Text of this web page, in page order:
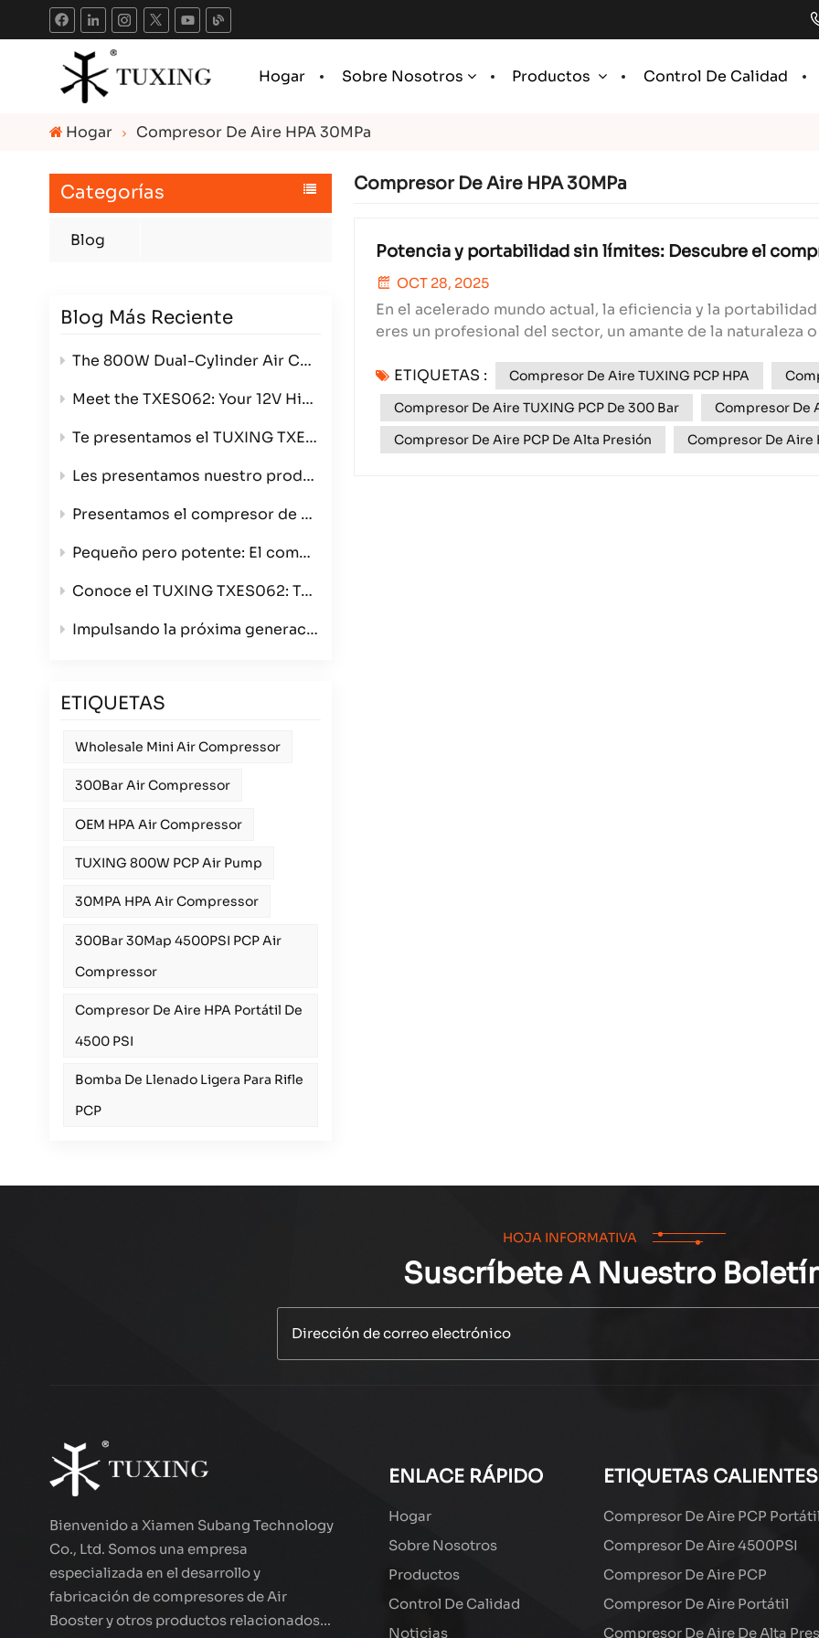
Hogar Sobre Nosotros Productos Control De Calidad
Hogar Compresor De Aire HPA 30MPa
Categorías
Blog
Blog Más Reciente
The 800W Dual-Cylinder Air Compressor: Power, Efficiency, and Versatility in One Compact Package
Meet the TXES062: Your 12V High-Pressure Powerhouse
Te presentamos el TUXING TXES061-3, tu compresor de aire ultraportátil de alta presión de 4500 PSI.
Les presentamos nuestro producto estrella: el compresor de aire de 4 cilindros que redefine la velocidad y la calidad de construcción.
Presentamos el compresor de aire para bobinado TXES062: ahora en color verde con opciones de triple voltaje.
Pequeño pero potente: El compresor de aire portátil TXES061-3
Conoce el TUXING TXES062: Tu compresor de aire portátil definitivo de 300 bares para cualquier aventura.
Impulsando la próxima generación de deportes con armas de aire comprimido: Presentamos el compresor TUXING TXES062 de 12 V para mayoristas.
ETIQUETAS
Wholesale Mini Air Compressor
300Bar Air Compressor
OEM HPA Air Compressor
TUXING 800W PCP Air Pump
30MPA HPA Air Compressor
300Bar 30Map 4500PSI PCP Air
Compressor
Compresor De Aire HPA Portátil De
4500 PSI
Bomba De Llenado Ligera Para Rifle
PCP
Compresor De Aire HPA 30MPa
Potencia y portabilidad sin límites: Descubre el
OCT 28, 2025
En el acelerado mundo actual, la eficiencia y la
eres un profesional del sector, un amante de la naturaleza
ETIQUETAS :
Compresor De Aire TUXING PCP HPA
Compresor De Aire TUXING PCP De 300 Bar
Compresor De
Compresor De Aire PCP De Alta Presión
Compresor De Aire
HOJA INFORMATIVA
Suscríbete A Nuestro
Bienvenido a Xiamen Subang Technology
Co., Ltd. Somos una empresa
especializada en el desarrollo y
fabricación de compresores de Air
Booster y otros productos relacionados
ENLACE RÁPIDO
Hogar
Sobre Nosotros
Productos
Control De Calidad
Noticias
ETIQUETAS CALIENTES
Compresor De Aire PCP Portátil
Compresor De Aire 4500PSI
Compresor De Aire PCP
Compresor De Aire Portátil
Compresor De Aire De Alta